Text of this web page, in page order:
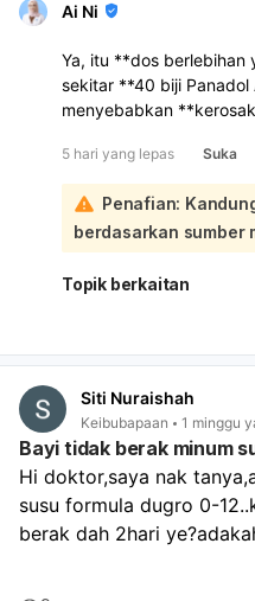
Ai Ni
Ya, itu **dos berlebihan
sekitar **40 biji
menyebabkan
overdosis paracetamol
**sakit perut, loya,
kekeliruan, sawan, dan
boleh membawa
talian kecemasan
ubat atau maklumat
yang telah diambil.
5 hari yang lepas Suka
Penafian:
berdasarkan sumber
Topik berkaitan
Siti Nuraishah
Keibubapaan 1 minggu
Bayi tidak berak minum
Hi doktor,saya nak
susu formula dugro 0-
berak dah 2hari